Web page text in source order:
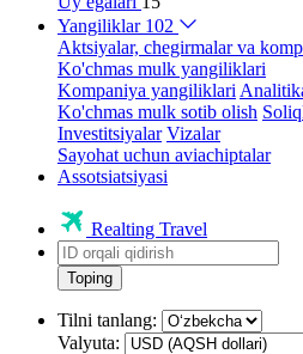
Yangiliklar 102
Aktsiyalar, chegirmalar va
Ko'chmas mulk yangiliklari
Kompaniya yangiliklari
Ko'chmas mulk sotib olish
Investitsiyalar Vizalar
Sayohat uchun aviachiptalar
Assotsiatsiyasi
Realting Travel
Toping
Tilni tanlang:
Valyuta: